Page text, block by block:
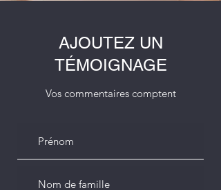
AJOUTEZ UN
TÉMOIGNAGE
Vos commentaires comptent